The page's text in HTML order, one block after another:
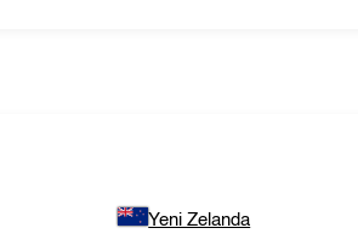
Yeni Zelanda